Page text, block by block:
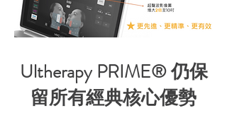
Ultherapy PRIME® 仍保
留所有經典核心優勢